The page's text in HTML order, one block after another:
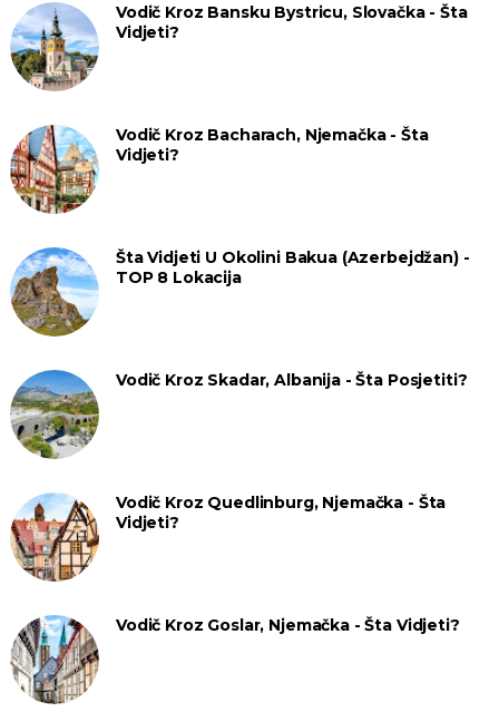
Vodič Kroz Bansku Bystricu, Slovačka - Šta
Vidjeti?
Vodič Kroz Bacharach, Njemačka - Šta
Vidjeti?
Šta Vidjeti U Okolini Bakua (Azerbejdžan) -
TOP 8 Lokacija
Vodič Kroz Skadar, Albanija - Šta Posjetiti?
Vodič Kroz Quedlinburg, Njemačka - Šta
Vidjeti?
Vodič Kroz Goslar, Njemačka - Šta Vidjeti?